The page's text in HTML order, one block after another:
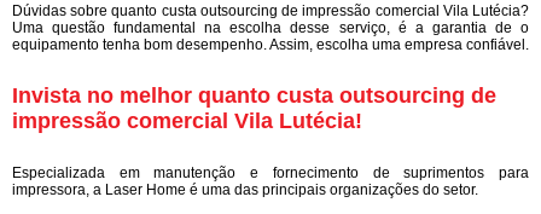
Dúvidas sobre quanto custa outsourcing de impressão comercial Vila Lutécia?
Uma questão fundamental na escolha desse serviço, é a garantia de o
equipamento tenha bom desempenho. Assim, escolha uma empresa confiável.
Invista no melhor quanto custa outsourcing de
impressão comercial Vila Lutécia!
Especializada em manutenção e fornecimento de suprimentos para
impressora, a Laser Home é uma das principais organizações do setor.